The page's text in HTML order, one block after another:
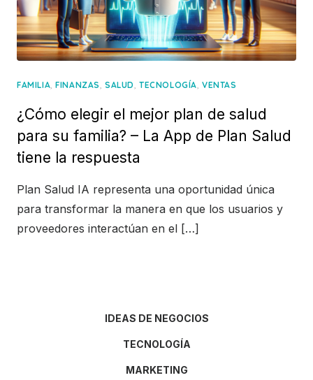
FAMILIA,FINANZAS,SALUD,TECNOLOGÍA,VENTAS
¿Cómo elegir el mejor plan de salud
para su familia? – La App de Plan Salud
tiene la respuesta
Plan Salud IA representa una oportunidad única
para transformar la manera en que los usuarios y
proveedores interactúan en el […]
IDEAS DE NEGOCIOS
TECNOLOGÍA
MARKETING